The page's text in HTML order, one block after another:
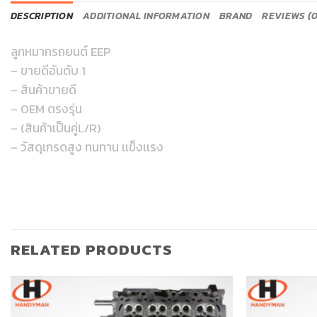
DESCRIPTION ADDITIONAL INFORMATION BRAND REVIEWS
ลูกหมากรถยนต์ EEP
– ขายดีอันดับ 1
– สินค้าขายดี
– OEM ตรงรุ่น
– (สินค้าเป็นคู่L/R)
– วัสดุเกรดสูง ทนทาน เเข็งเเรง
RELATED PRODUCTS